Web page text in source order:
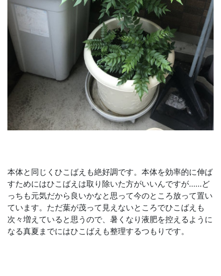
本体と同じくひこばえも絶好調です。本体を効率的に伸ば
すためにはひこばえは取り除いた方がいいんですが……ど
っちも元気だから良いかなと思って今のところ放って置い
ています。ただ葉が茂って見えないところでひこばえも
次々増えていると思うので、暑くなり液肥を控えるように
なる真夏までにはひこばえも整理するつもりです。